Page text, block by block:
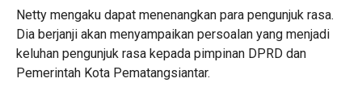
Netty mengaku dapat menenangkan para pengunjuk rasa.
Dia berjanji akan menyampaikan persoalan yang menjadi
keluhan pengunjuk rasa kepada pimpinan DPRD dan
Pemerintah Kota Pematangsiantar.